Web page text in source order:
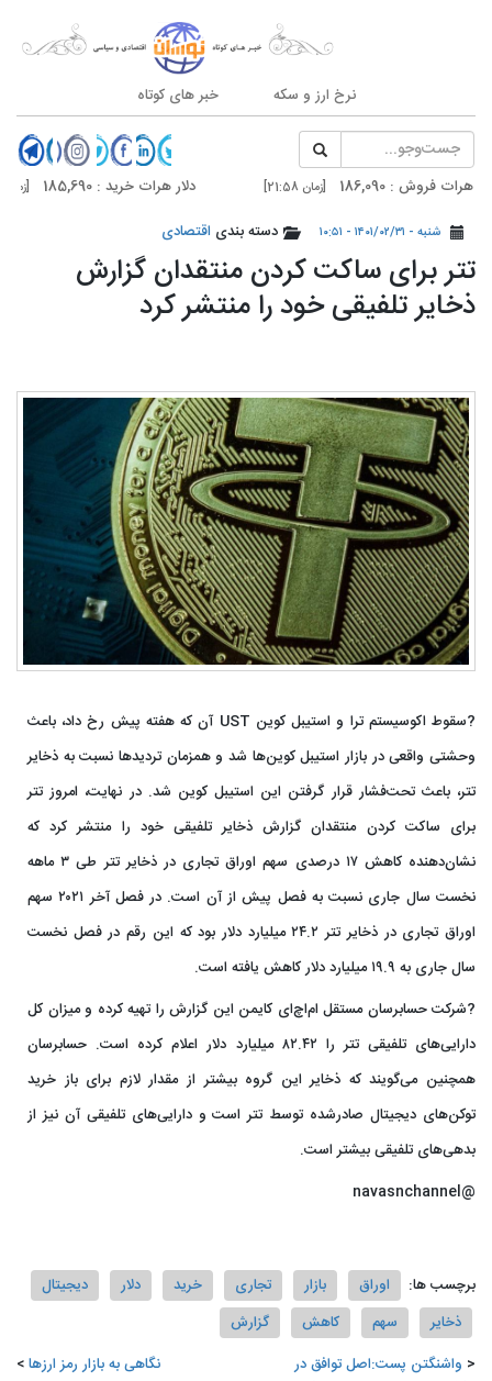
نرخ ارز و سکه خبر های کوتاه
: 186,090 [زمان 21:58] دلار هرات خرید : 185,690 [زمان 21:58]
: 187,500 [زمان 20:59] دلار تهران خرید : 187,100 شنبه - ۱۴۰۱/۰۲/۳۱ - ۱۰:۵۱ دسته بندی اقتصادی
تتر برای ساکت کردن منتقدان گزارش
ذخایر تلفیقی خود را منتشر کرد
?سقوط اکوسیستم ترا و استیبل کوین UST آن که هفته پیش رخ داد، باعث
وحشتی واقعی در بازار استیبل کوین‌ها شد و همزمان تردیدها نسبت به ذخایر
تتر، باعث تحت‌فشار قرار گرفتن این استیبل کوین شد. در نهایت، امروز تتر
برای ساکت کردن منتقدان گزارش ذخایر تلفیقی خود را منتشر کرد که
نشان‌دهنده کاهش ۱۷ درصدی سهم اوراق تجاری در ذخایر تتر طی ۳ ماهه
نخست سال جاری نسبت به فصل پیش از آن است. در فصل آخر ۲۰۲۱ سهم
اوراق تجاری در ذخایر تتر ۲۴.۲ میلیارد دلار بود که این رقم در فصل نخست
سال جاری به ۱۹.۹ میلیارد دلار کاهش یافته است.
?شرکت حسابرسان مستقل ام‌اچ‌ای کایمن این گزارش را تهیه کرده و میزان کل
دارایی‌های تلفیقی تتر را ۸۲.۴۲ میلیارد دلار اعلام کرده است. حسابرسان
همچنین می‌گویند که ذخایر این گروه بیشتر از مقدار لازم برای باز خرید
توکن‌های دیجیتال صادرشده توسط تتر است و دارایی‌های تلفیقی آن نیز از
بدهی‌های تلفیقی بیشتر است.
@navasnchannel
برچسب ها: اوراق بازار تجاری خرید دلار
دیجیتال
ذخایر
سهم کاهش
گزارش
واشنگتن پست:اصل توافق در
نگاهی به بازار رمز ارزها